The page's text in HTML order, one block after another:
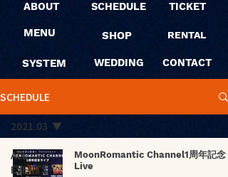
ABOUT
MENU
SYSTEM
SCHEDULE
SHOP
WEDDING
TICKET
RENTAL
CONTACT
SCHEDULE
ALL
EVENTS
2021.03
MoonRomantic Channel1周年記念
Live